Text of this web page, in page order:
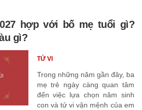
hợp với bố mẹ tuổi gì?
gì?
Trong những năm gần đây, ba
mẹ trẻ ngày càng quan tâm
đến việc lựa chọn năm sinh
con và tử vi vận mệnh của em
TỬ VI